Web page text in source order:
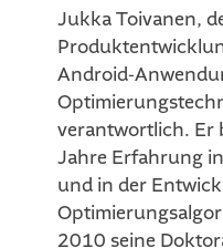
Jukka Toivanen,
Android-
verantwortlich. Er
Jahre Erfahrung
und in der
2010 seine